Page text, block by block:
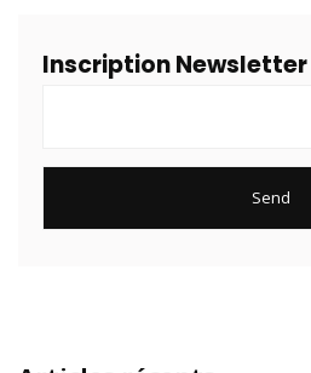
Inscription Newsletter